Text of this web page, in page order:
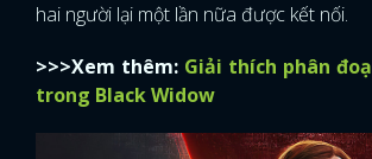
hai người lại một lần nữa được kết nối.
>>>Xem thêm: Giải thích phân
trong Black Widow